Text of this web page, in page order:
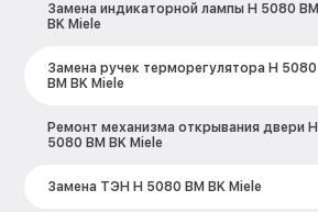
Замена индикаторной лампы H 5080 BM
BK Miele
Замена ручек терморегулятора H 5080
BM BK Miele
Ремонт механизма открывания двери H
5080 BM BK Miele
Замена ТЭН H 5080 BM BK Miele